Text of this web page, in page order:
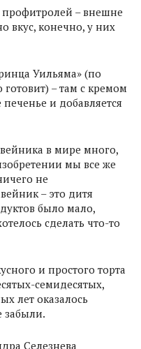
профитролей – внешне
вкус, конечно, у них
Уильяма» (по
– там с кремом
и добавляется
в мире много,
мы все же
не
– это дитя
было мало,
сделать что-то
и простого торта
семидесятых,
лет оказалось
забыли.